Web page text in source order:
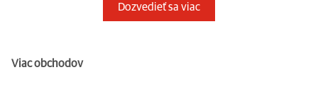
Dozvedieť sa viac
Viac obchodov